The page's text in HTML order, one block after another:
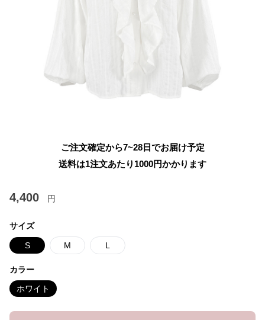
ご注文確定から7~28日でお届け予定
送料は1注文あたり 1000円かかります
4,400 円
サイズ
S M L
カラー
ホワイト